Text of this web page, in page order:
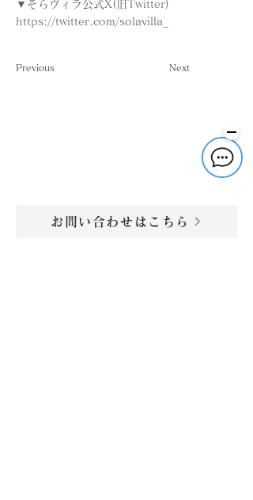
▼そらヴィラ公式X(旧Twitter)
https://twitter.com/solavilla_
Previous Next
お問い合わせはこちら